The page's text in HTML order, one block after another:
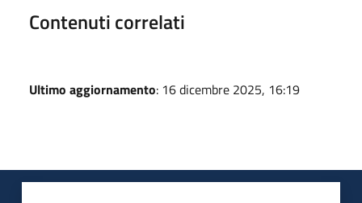
Contenuti correlati
Ultimo aggiornamento: 16 dicembre 2025, 16:19